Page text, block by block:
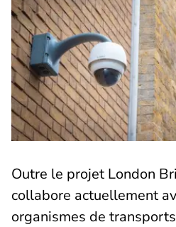
Outre le projet London
collabore actuellement
organismes de